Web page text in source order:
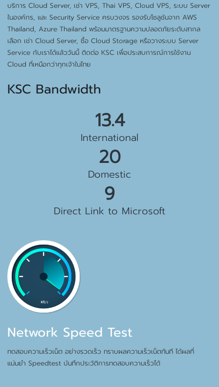
บริการ Cloud Server, เช่า VPS, Thai VPS, Cloud VPS, ระบบ Server
ในองค์กร, และ Security Service ครบวงจร รองรับโซลูชันจาก AWS
Thailand, Azure Thailand พร้อมมาตรฐานความปลอดภัยระดับสากล
เลือก เช่า Cloud Server, ซื้อ Cloud Storage หรือวางระบบ Server
Service กับเราได้แล้ววันนี้ ติดต่อ KSC เพื่อประสบการณ์การใช้งาน
Cloud ที่เหนือกว่าทุกเจ้าในไทย
KSC Bandwidth
15.5 Gbps
International
23 Gbps
Domestic
10 Gbps
Direct Link to Microsoft
Network Speed Test
ทดสอบความเร็วเน็ต อย่างรวดเร็ว ทราบผลความเร็วเน็ตทันที ได้ผลที่
แม่นยำ Speedtest บันทึกประวัติการทดสอบความเร็วได้